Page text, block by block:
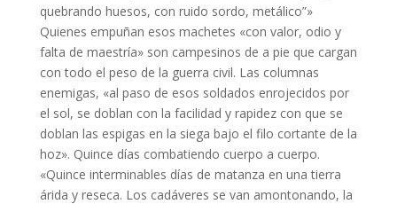
quebrando huesos, con ruido sordo, metálico”»
Quienes empuñan esos machetes «con valor, odio y
falta de maestría» son campesinos de a pie que cargan
con todo el peso de la guerra civil. Las columnas
enemigas, «al paso de esos soldados enrojecidos por
el sol, se doblan con la facilidad y rapidez con que se
doblan las espigas en la siega bajo el filo cortante de la
hoz». Quince días combatiendo cuerpo a cuerpo.
«Quince interminables días de matanza en una tierra
árida y reseca. Los cadáveres se van amontonando, la